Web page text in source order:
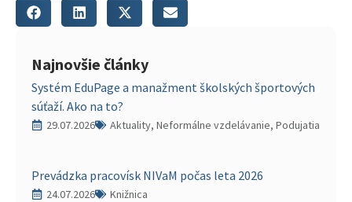
Najnovšie články
Systém EduPage a manažment školských športových
súťaží. Ako na to?
29.07.2026 Aktuality, Neformálne vzdelávanie, Podujatia
Prevádzka pracovísk NIVaM počas leta 2026
24.07.2026 Knižnica